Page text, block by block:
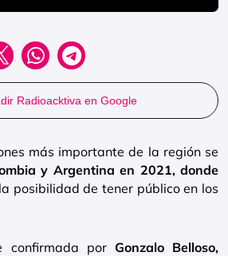
Radioacktiva en Google
más importante de la región se
y Argentina en 2021, donde
posibilidad de tener público en los
confirmada por Gonzalo Belloso,